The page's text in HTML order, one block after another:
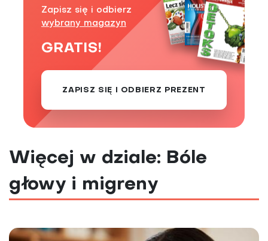
Zapisz się i odbierz
wybrany magazyn
GRATIS!
ZAPISZ SIĘ I ODBIERZ PREZENT
Więcej w dziale: Bóle
głowy i migreny